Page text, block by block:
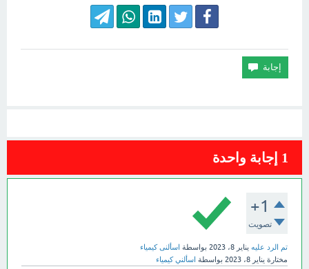
1 إجابة واحدة
+1
تصويت
تم الرد عليه يناير 8، 2023 بواسطة اسألنى كيمياء
مختارة يناير 8، 2023 بواسطة اسألني كيمياء